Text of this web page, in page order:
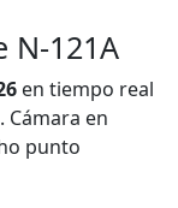
N-121A
en tiempo real
Cámara en
punto